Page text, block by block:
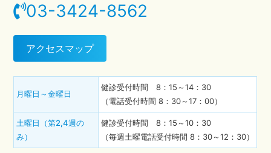
03-3424-8562
アクセスマップ
月曜日～金曜日
健診受付時間 8：15～14：30
（電話受付時間 8：30～17：00）
土曜日（第2,4週の
み）
健診受付時間 8：15～10：30
（毎週土曜電話受付時間 8：30～12：30）